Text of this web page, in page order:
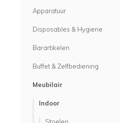
Apparatuur
Disposables & Hygiene
Barartikelen
Buffet & Zelfbediening
Meubilair
Indoor